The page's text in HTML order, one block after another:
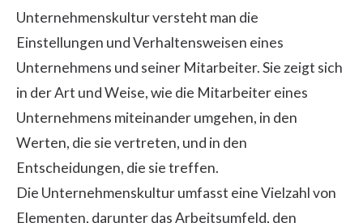
Unternehmenskultur versteht man die
Einstellungen und Verhaltensweisen eines
Unternehmens und seiner Mitarbeiter. Sie zeigt sich
in der Art und Weise, wie die Mitarbeiter eines
Unternehmens miteinander umgehen, in den
Werten, die sie vertreten, und in den
Entscheidungen, die sie treffen.
Die Unternehmenskultur umfasst eine Vielzahl von
Elementen, darunter das Arbeitsumfeld, den